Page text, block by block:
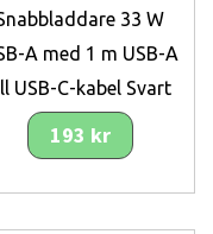
33 W
A med 1 m USB-A
USB-C-kabel Svart
193 kr